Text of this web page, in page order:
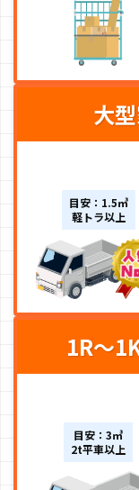
大
目安：1.5㎥
軽トラ以上
1R～
目安：3㎥
2t平車以上